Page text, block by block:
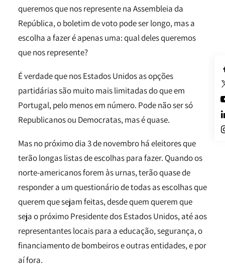
queremos que nos represente na Assembleia da
República, o boletim de voto pode ser longo, mas a
escolha a fazer é apenas uma: qual deles queremos
que nos represente?
É verdade que nos Estados Unidos as opções
partidárias são muito mais limitadas do que em
Portugal, pelo menos em número. Pode não ser só
Republicanos ou Democratas, mas é quase.
Mas no próximo dia 3 de novembro há eleitores que
terão longas listas de escolhas para fazer. Quando os
norte-americanos forem às urnas, terão quase de
responder a um questionário de todas as escolhas que
querem que sejam feitas, desde quem querem que
seja o próximo Presidente dos Estados Unidos, até aos
representantes locais para a educação, segurança, o
financiamento de bombeiros e outras entidades, e por
aí fora.